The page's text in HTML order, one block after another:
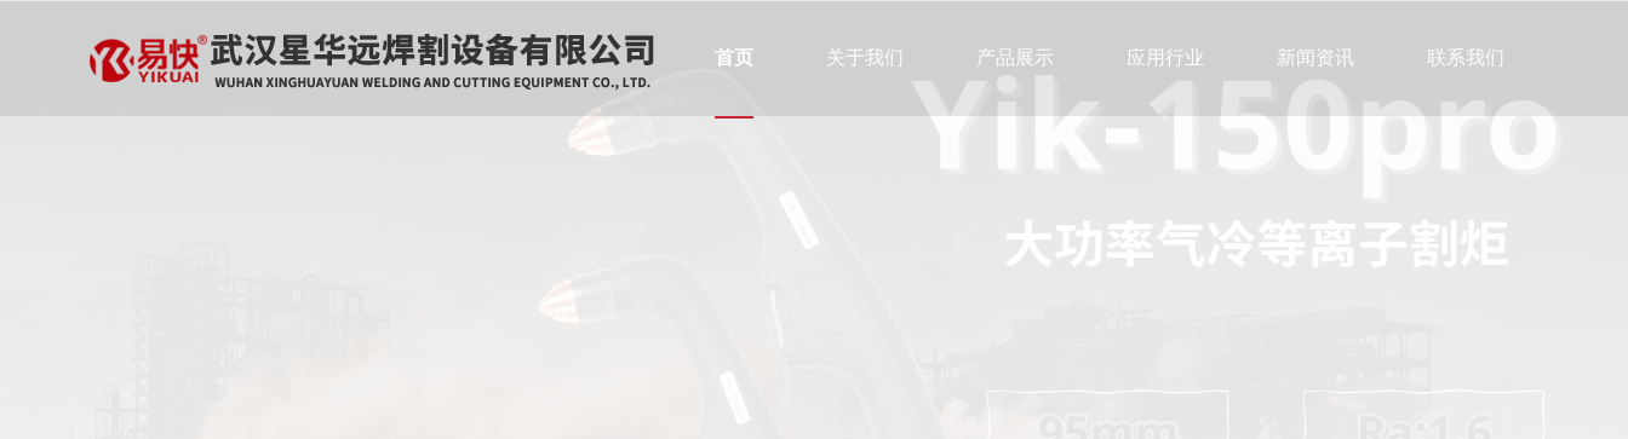
首页 关于我们 产品展示 应用行业 新闻资讯 联系我们